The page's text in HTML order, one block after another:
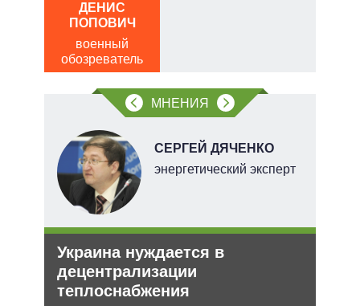
ДЕНИС
ПОПОВИЧ
военный
обозреватель
МНЕНИЯ
СЕРГЕЙ ДЯЧЕНКО
энергетический эксперт
Украина нуждается в
децентрализации
теплоснабжения